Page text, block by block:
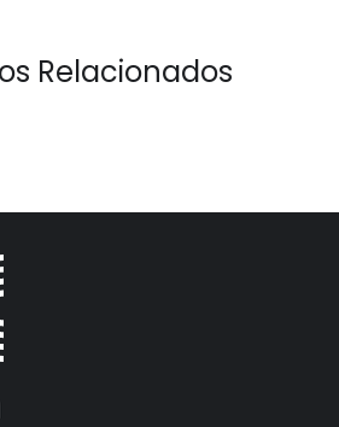
Relacionados